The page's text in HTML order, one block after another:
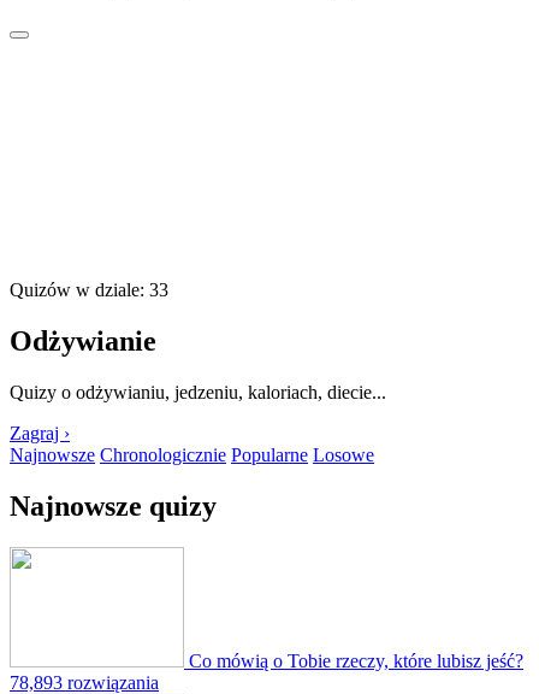
Quizów w dziale: 33
Odżywianie
Quizy o odżywianiu, jedzeniu, kaloriach, diecie...
Zagraj ›
Najnowsze Chronologicznie Popularne Losowe
Najnowsze quizy
Co mówią o Tobie rzeczy, które lubisz jeść?
78,893 rozwiązania